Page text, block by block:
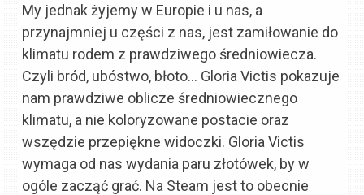
My jednak żyjemy w Europie i u nas, a
przynajmniej u części z nas, jest zamiłowanie do
klimatu rodem z prawdziwego średniowiecza.
Czyli bród, ubóstwo, błoto… Gloria Victis pokazuje
nam prawdziwe oblicze średniowiecznego
klimatu, a nie koloryzowane postacie oraz
wszędzie przepiękne widoczki. Gloria Victis
wymaga od nas wydania paru złotówek, by w
ogóle zacząć grać. Na Steam jest to obecnie